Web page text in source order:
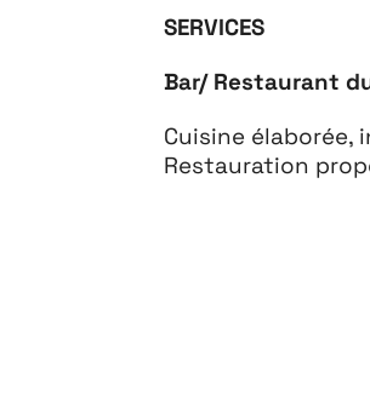
SERVICES
Bar/ Restaurant
Cuisine élaborée,
Restauration